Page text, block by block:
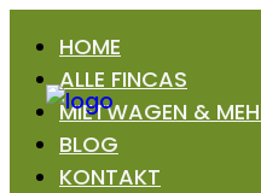
HOME
ALLE FINCAS
MIETWAGEN &
BLOG
KONTAKT